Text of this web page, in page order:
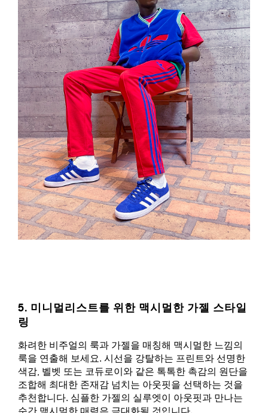
5. 미니멀리스트를 위한 맥시멀한 가젤 스타일
링
화려한 비주얼의 룩과 가젤을 매칭해 맥시멀한 느낌의
룩을 연출해 보세요. 시선을 강탈하는 프린트와 선명한
색감, 벨벳 또는 코듀로이와 같은 톡톡한 촉감의 원단을
조합해 최대한 존재감 넘치는 아웃핏을 선택하는 것을
추천합니다. 심플한 가젤의 실루엣이 아웃핏과 만나는